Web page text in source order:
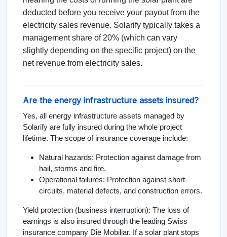
deducted before you receive your payout from the
electricity sales revenue. Solarify typically takes a
management share of 20% (which can vary
slightly depending on the specific project) on the
net revenue from electricity sales.
Are the energy infrastructure assets insured?
Yes, all energy infrastructure assets managed by
Solarify are fully insured during the whole project
lifetime. The scope of insurance coverage include:
Natural hazards: Protection against damage from
hail, storms and fire.
Operational failures: Protection against short
circuits, material defects, and construction errors.
Yield protection (business interruption): The loss of
earnings is also insured through the leading Swiss
insurance company Die Mobiliar. If a solar plant stops